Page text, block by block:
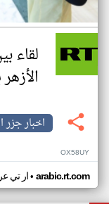
لقاء
اخبار جزر
OX58UY
ار تي• arabic.rt.com